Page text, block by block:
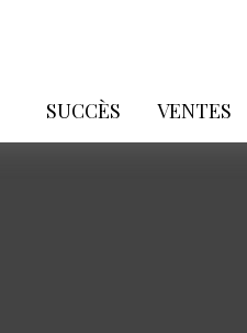
SUCCÈS VENTES